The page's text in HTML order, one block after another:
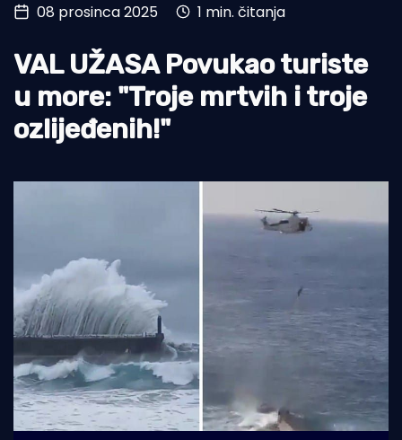
Turizam i nautika
Pomorstvo
Ribolov
Ekologija
08 prosinca 2025 1 min. čitanja
VAL UŽASA Povukao turiste
u more: "Troje mrtvih i troje
ozlijeđenih!"